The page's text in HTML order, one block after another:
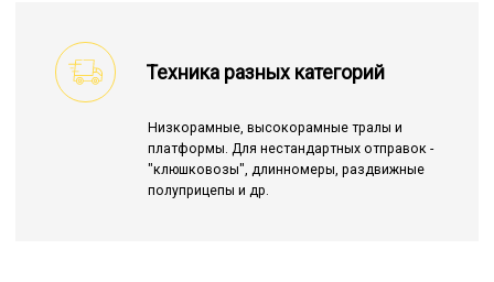
Техника разных категорий
Низкорамные, высокорамные тралы и
платформы. Для нестандартных отправок -
"клюшковозы", длинномеры, раздвижные
полуприцепы и др.